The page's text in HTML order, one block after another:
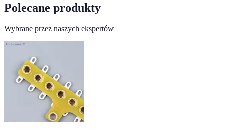
Polecane produkty
Wybrane przez naszych ekspertów